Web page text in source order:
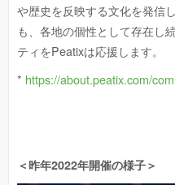
や歴史を反映する文化を発信
も、各地の個性として存在し
ティをPeatixは応援します。​​
* https://about.peatix.com/
＜昨年2022年開催の様子＞